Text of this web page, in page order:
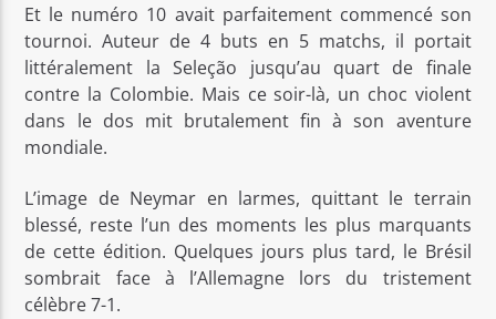
Et le numéro 10 avait parfaitement commencé son
tournoi. Auteur de 4 buts en 5 matchs, il portait
littéralement la Seleção jusqu’au quart de finale
contre la Colombie. Mais ce soir-là, un choc violent
dans le dos mit brutalement fin à son aventure
mondiale.
L’image de Neymar en larmes, quittant le terrain
blessé, reste l’un des moments les plus marquants
de cette édition. Quelques jours plus tard, le Brésil
sombrait face à l’Allemagne lors du tristement
célèbre 7-1.